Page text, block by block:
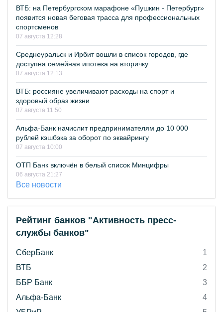
ВТБ: на Петербургском марафоне «Пушкин - Петербург»
появится новая беговая трасса для профессиональных
спортсменов
07 августа 12:28
Среднеуральск и Ирбит вошли в список городов, где
доступна семейная ипотека на вторичку
07 августа 12:13
ВТБ: россияне увеличивают расходы на спорт и
здоровый образ жизни
07 августа 11:50
Альфа-Банк начислит предпринимателям до 10 000
рублей кэшбэка за оборот по эквайрингу
07 августа 10:00
ОТП Банк включён в белый список Минцифры
06 августа 21:27
Все новости
Рейтинг банков "Активность пресс-
службы банков"
СберБанк
1
ВТБ
2
ББР Банк
3
Альфа-Банк
4